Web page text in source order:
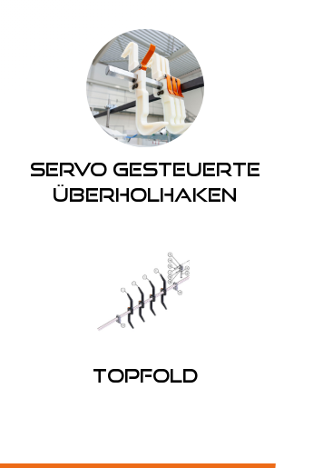
Servo gesteuerte
überholhaken
Topfold